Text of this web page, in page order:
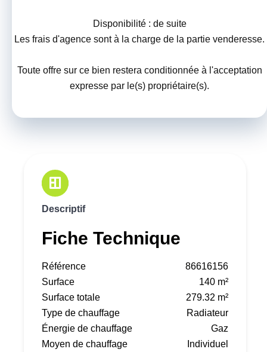
Disponibilité : de suite
Les frais d'agence sont à la charge de la partie venderesse.
Toute offre sur ce bien restera conditionnée à l'acceptation
expresse par le(s) propriétaire(s).
Descriptif
Fiche Technique
Référence
86616156
Surface
140 m²
Surface totale
279.32 m²
Type de chauffage
Radiateur
Énergie de chauffage
Gaz
Moyen de chauffage
Individuel